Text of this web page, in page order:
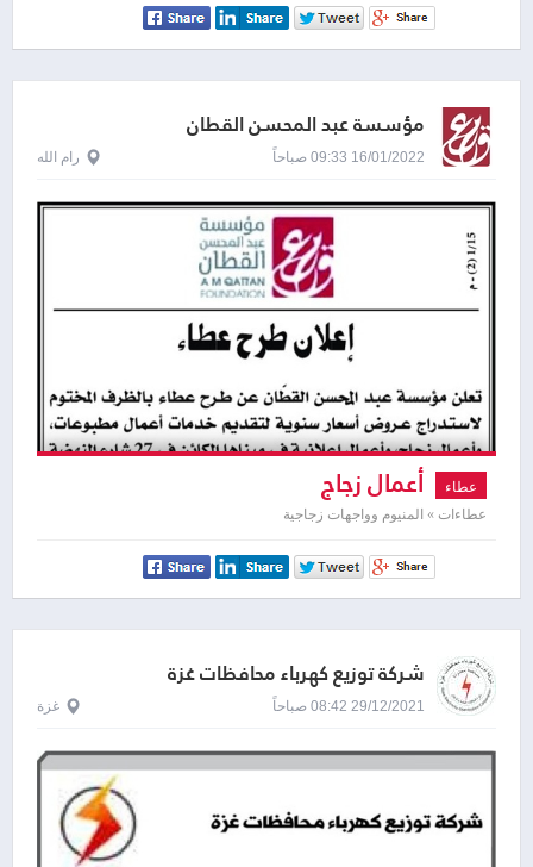
مؤسسة عبد المحسن القطان
16/01/2022 09:33 صباحاً رام الله
عطاء أعمال زجاج
عطاءات » المنيوم وواجهات زجاجية
شركة توزيع كهرباء محافظات غزة
29/12/2021 08:42 صباحاً غزة